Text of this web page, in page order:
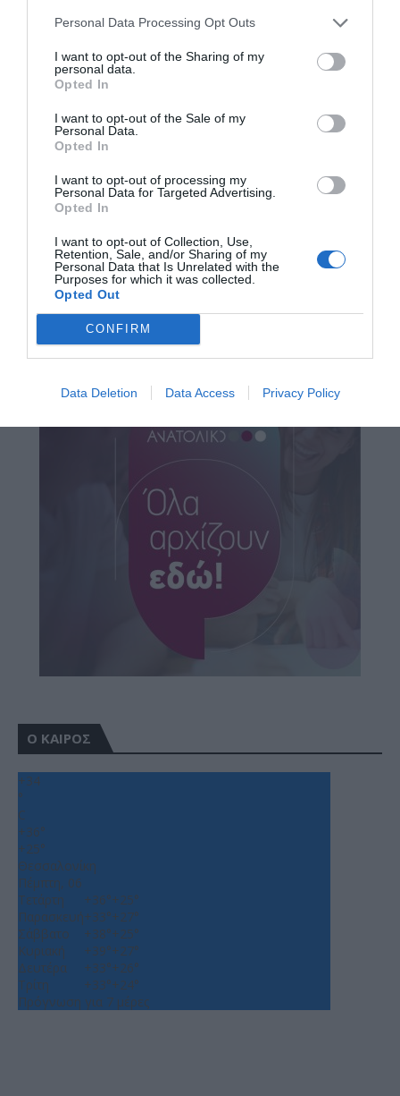
Personal Data Processing Opt Outs
I want to opt-out of the Sharing of my
personal data.
Opted In
I want to opt-out of the Sale of my
Personal Data.
Opted In
I want to opt-out of processing my
Personal Data for Targeted Advertising.
Opted In
I want to opt-out of Collection, Use,
Retention, Sale, and/or Sharing of my
Personal Data that Is Unrelated with the
Purposes for which it was collected.
Opted Out
CONFIRM
Data Deletion Data Access Privacy Policy
Ο ΚΑΙΡΟΣ
+34
°
C
+36°
+25°
Θεσσαλονίκη
Πέμπτη, 06
Τετάρτη
+36°+25°
Παρασκευή+33°+27°
Σάββατο
+38°+25°
Κυριακή
+39°+27°
Δευτέρα
+33°+26°
Τρίτη
+33°+24°
Πρόγνωση για 7 μέρες